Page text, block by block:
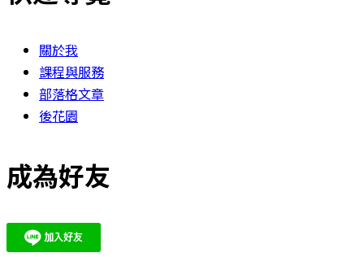
關於我
課程與服務
部落格文章
後花園
成為好友